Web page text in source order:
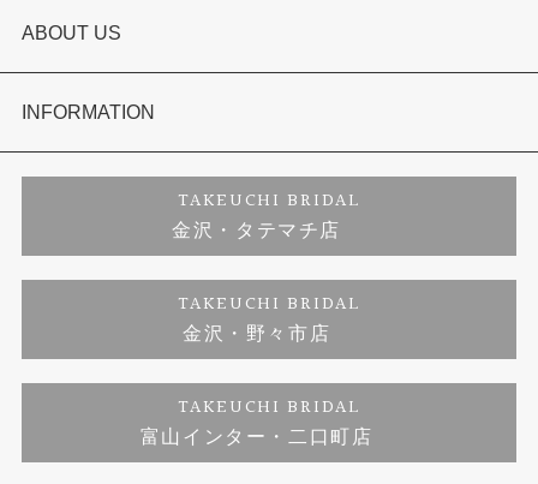
結婚指輪
セットリング
婚約ネックレス
ダイヤモンド
ジュエリーリフォーム
選ばれる理由まとめ
お客様の声
プロポーズサポート
ブランドリスト
福井指輪工房｜手作りペアリング
福井指輪工房｜手作り結婚指輪 and 婚約指輪
ABOUT US
会社概要
お客様の声
INFORMATION
プライバシーポリシー
TAKEUCHI BRIDAL
金沢・タテマチ店
TAKEUCHI BRIDAL
金沢・野々市店
TAKEUCHI BRIDAL
富山インター・二口町店